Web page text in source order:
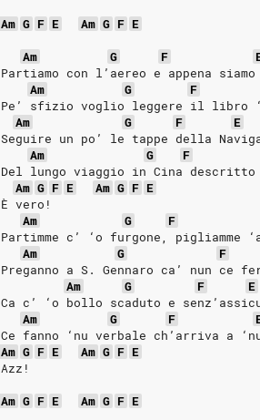
Am G F E Am G F E
Am
G F
Partiamo con l’aereo e appena
Am
G F
Pe’ sfizio voglio leggere il libro
Am
G F
E
Seguire un po’ le tappe della
Am
G F
Del lungo viaggio in Cina
Am G F E Am G F E
È vero!
Am
G F
Partimme c’ ‘o furgone, pigliamme
Am
G F
Preganno a S. Gennaro ca’ nun ce
Am
G F
E
Ca c’ ‘o bollo scaduto e
Am
G F
Ce fanno ‘nu verbale ch’arriva a
Am G F E Am G F E
Azz!
Am G F E Am G F E